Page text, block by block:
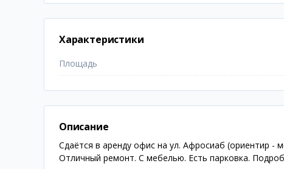
Характеристики
Площадь
Описание
Сдаётся в аренду офис на ул. Афросиаб (ориентир
Отличный ремонт. С мебелью. Есть парковка.